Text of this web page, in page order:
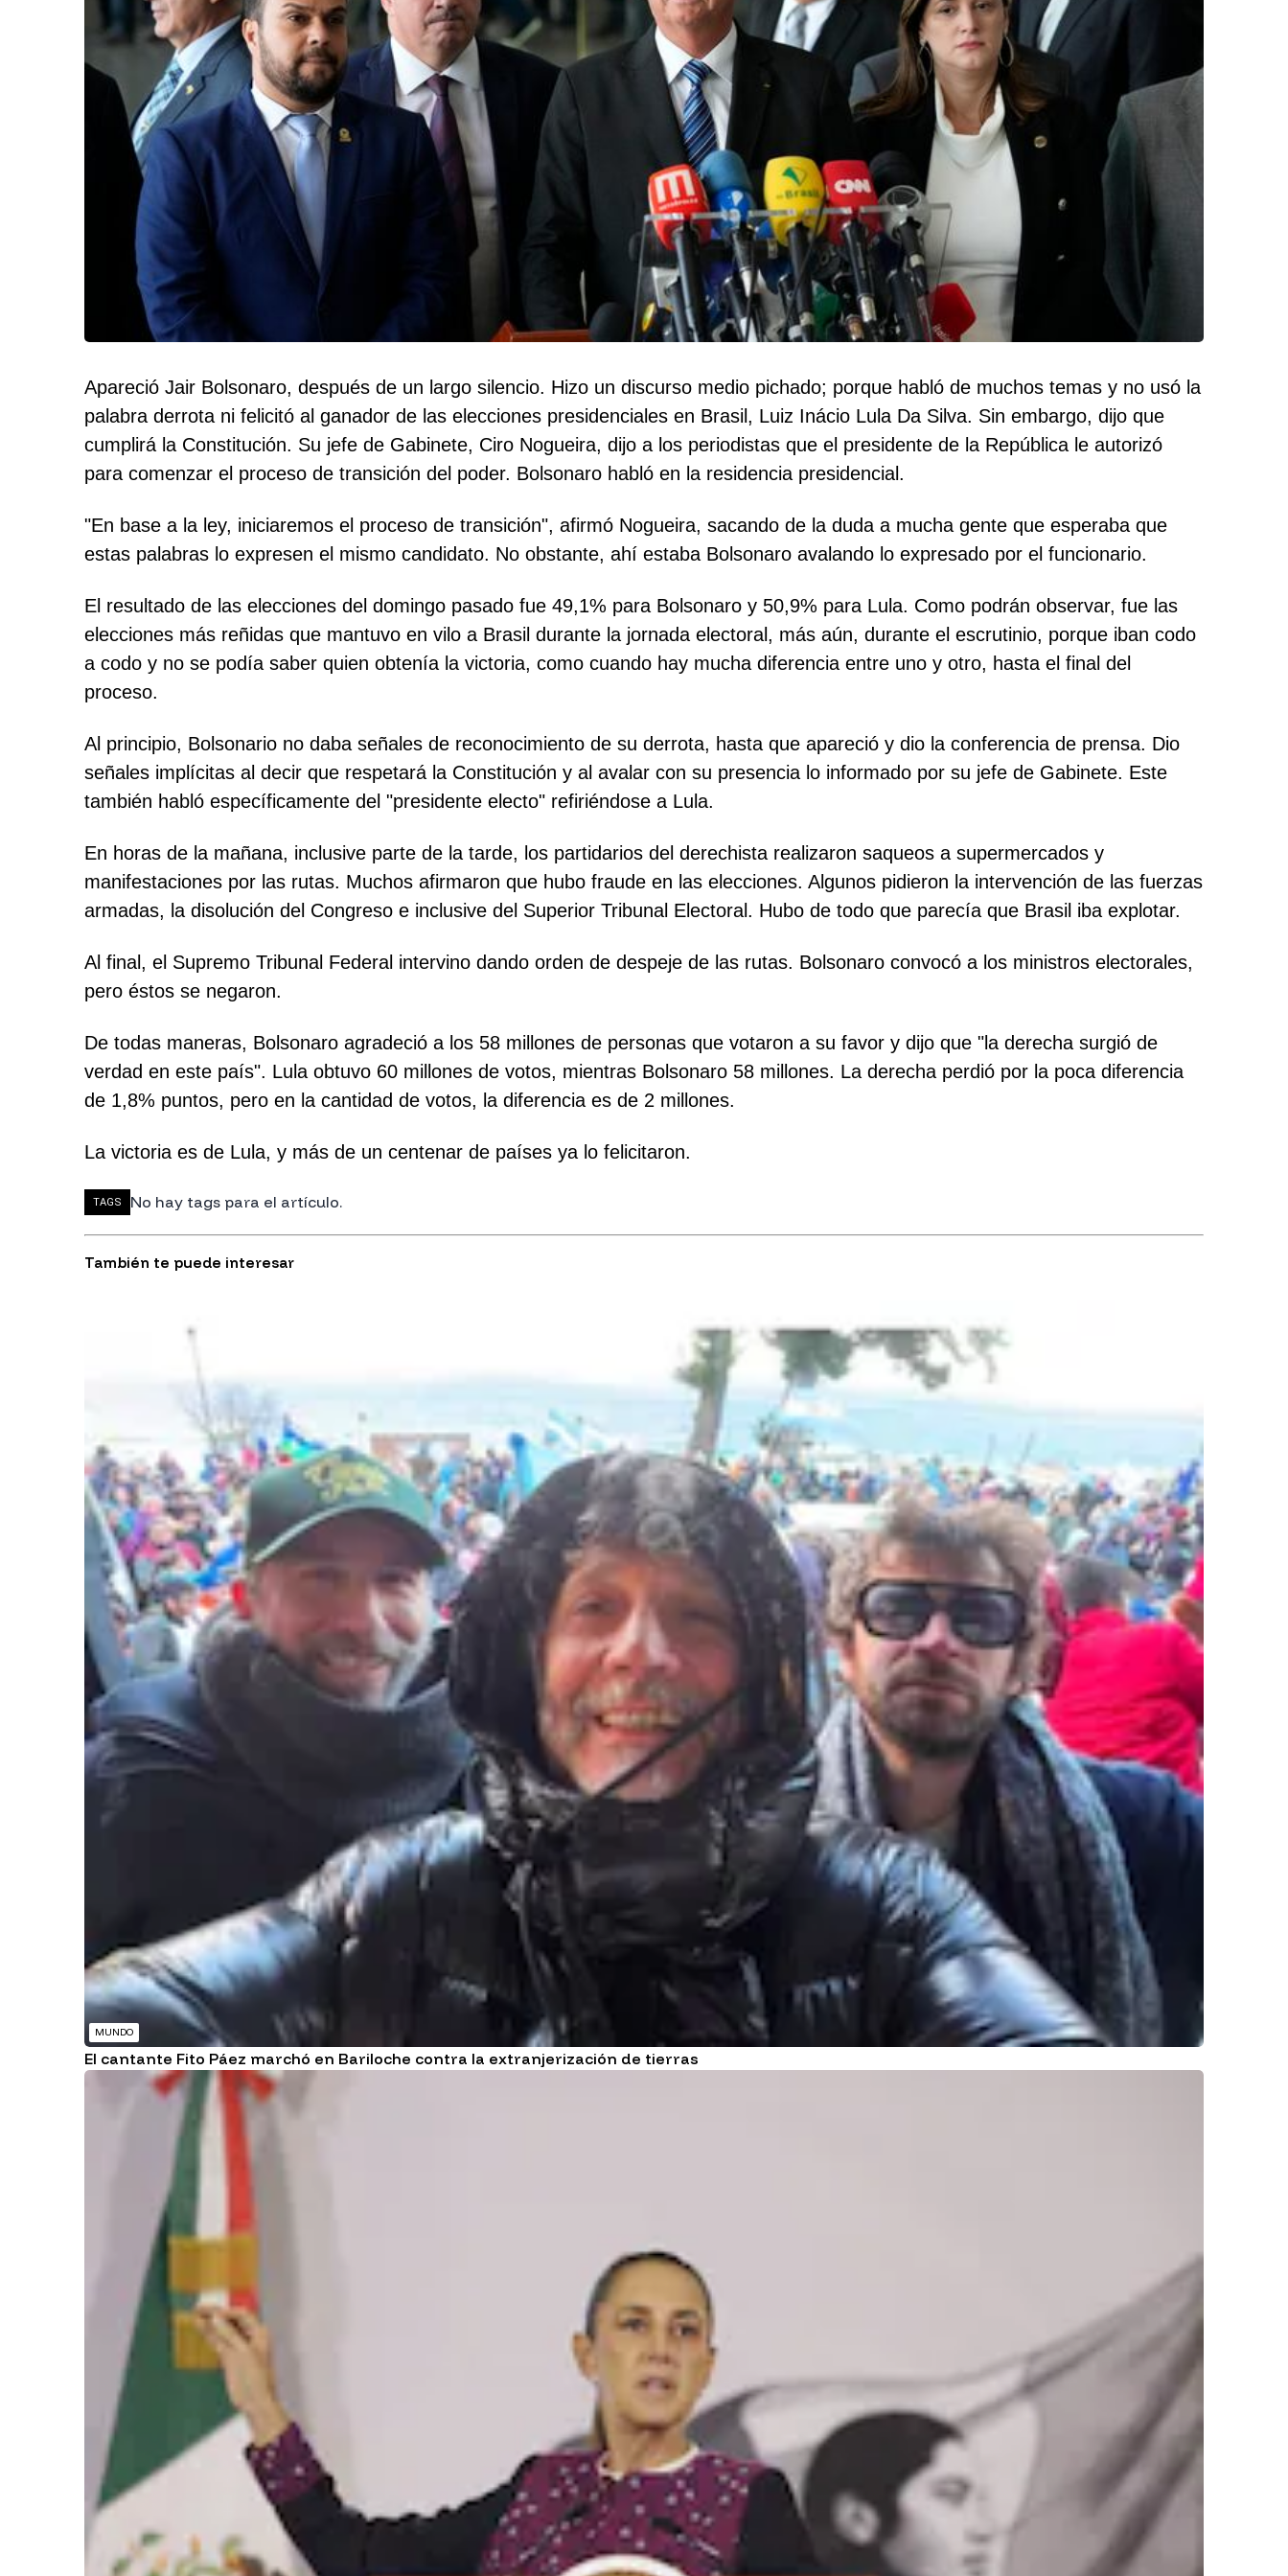
Apareció Jair Bolsonaro, después de un largo silencio. Hizo un discurso medio pichado; porque habló de muchos temas y no usó la
palabra derrota ni felicitó al ganador de las elecciones presidenciales en Brasil, Luiz Inácio Lula Da Silva. Sin embargo, dijo que
cumplirá la Constitución. Su jefe de Gabinete, Ciro Nogueira, dijo a los periodistas que el presidente de la República le autorizó
para comenzar el proceso de transición del poder. Bolsonaro habló en la residencia presidencial.
"En base a la ley, iniciaremos el proceso de transición", afirmó Nogueira, sacando de la duda a mucha gente que esperaba que
estas palabras lo expresen el mismo candidato. No obstante, ahí estaba Bolsonaro avalando lo expresado por el funcionario.
El resultado de las elecciones del domingo pasado fue 49,1% para Bolsonaro y 50,9% para Lula. Como podrán observar, fue las
elecciones más reñidas que mantuvo en vilo a Brasil durante la jornada electoral, más aún, durante el escrutinio, porque iban codo
a codo y no se podía saber quien obtenía la victoria, como cuando hay mucha diferencia entre uno y otro, hasta el final del
proceso.
Al principio, Bolsonario no daba señales de reconocimiento de su derrota, hasta que apareció y dio la conferencia de prensa. Dio
señales implícitas al decir que respetará la Constitución y al avalar con su presencia lo informado por su jefe de Gabinete. Este
también habló específicamente del "presidente electo" refiriéndose a Lula.
En horas de la mañana, inclusive parte de la tarde, los partidarios del derechista realizaron saqueos a supermercados y
manifestaciones por las rutas. Muchos afirmaron que hubo fraude en las elecciones. Algunos pidieron la intervención de las fuerzas
armadas, la disolución del Congreso e inclusive del Superior Tribunal Electoral. Hubo de todo que parecía que Brasil iba explotar.
Al final, el Supremo Tribunal Federal intervino dando orden de despeje de las rutas. Bolsonaro convocó a los ministros electorales,
pero éstos se negaron.
De todas maneras, Bolsonaro agradeció a los 58 millones de personas que votaron a su favor y dijo que "la derecha surgió de
verdad en este país". Lula obtuvo 60 millones de votos, mientras Bolsonaro 58 millones. La derecha perdió por la poca diferencia
de 1,8% puntos, pero en la cantidad de votos, la diferencia es de 2 millones.
La victoria es de Lula, y más de un centenar de países ya lo felicitaron.
TAGS No hay tags para el artículo.
También te puede interesar
MUNDO
El cantante Fito Páez marchó en Bariloche contra la extranjerización de tierras